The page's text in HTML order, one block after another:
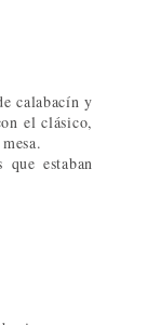
calabacín y
el clásico,
estaban